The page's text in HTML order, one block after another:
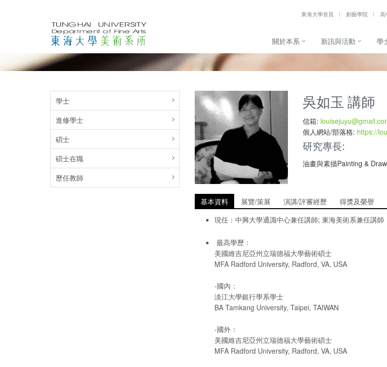
東海大學首頁 創藝學院 高
關於本系 新訊與活動 學
學士
進修學士
碩士
碩士在職
歷任教師
吳如玉 講師
信箱:
個人網站/部落格: https://
研究專長:
油畫與素描Painting &
基本資料 展覽/策展 演講/評審經歷 得獎及榮譽
現任： 中興大學通識中心兼任講師; 東海美術系兼任講師
最高學歷：
美國維吉尼亞州立瑞德福大學藝術碩士
MFA Radford University, Radford, VA, USA
-國內：
淡江大學銀行學系學士
BA Tamkang University, Taipei, TAIWAN
-國外：
美國維吉尼亞州立瑞德福大學藝術碩士
MFA Radford University, Radford, VA, USA